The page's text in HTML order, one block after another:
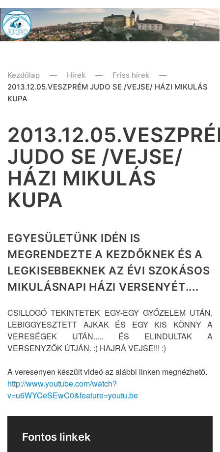
Kezdőlap Hírek
Friss hírek
2013.12.05.VESZPRÉM JUDO SE /VEJSE/ HÁZI MIKULÁS
KUPA
JUDO SE /VEJSE/
HÁZI MIKULÁS
KUPA
EGYESÜLETÜNK IDÉN IS
MEGRENDEZTE A KEZDŐKNEK ÉS A
LEGKISEBBEKNEK AZ ÉVI SZOKÁSOS
MIKULÁSNAPI HÁZI VERSENYÉT....
CSILLOGÓ TEKINTETEK EGY-EGY GYŐZELEM UTÁN,
LEBIGGYESZTETT AJKAK ÉS EGY KIS KÖNNY A
VERESÉGEK UTÁN..... ÉS ELINDULTAK A
VERSENYZŐK ÚTJÁN. :) HAJRÁ VEJSE!!! :)
A veresenyen készült videó az alábbi linken megnézhető.
http://www.youtube.com/watch?
v=u6WYCeSEwC0&feature=youtu.be
Fontos linkek